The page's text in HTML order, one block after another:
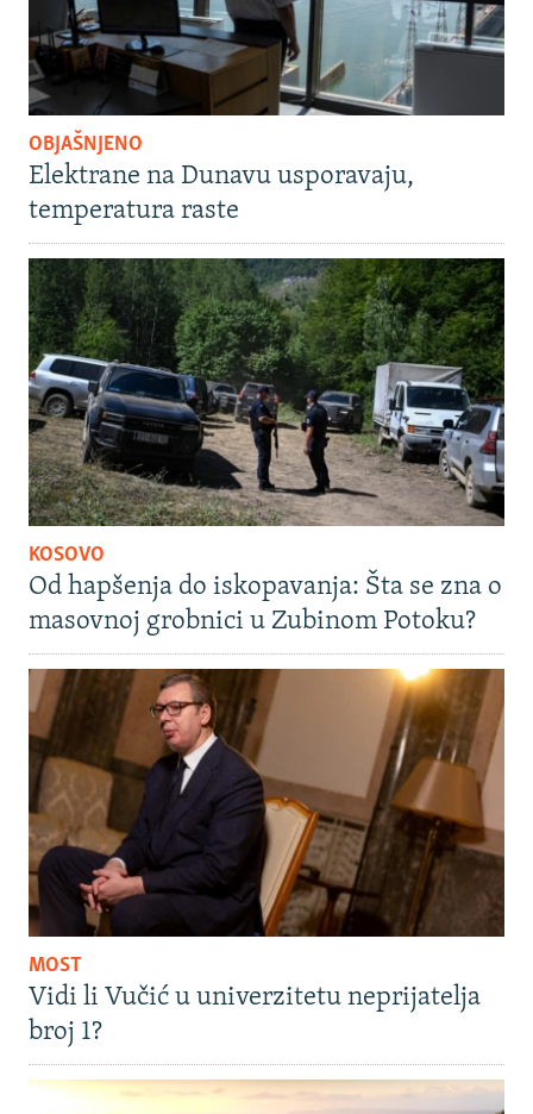
OBJAŠNJENO
Elektrane na Dunavu usporavaju,
temperatura raste
KOSOVO
Od hapšenja do iskopavanja: Šta se zna o
masovnoj grobnici u Zubinom Potoku?
MOST
Vidi li Vučić u univerzitetu neprijatelja
broj 1?